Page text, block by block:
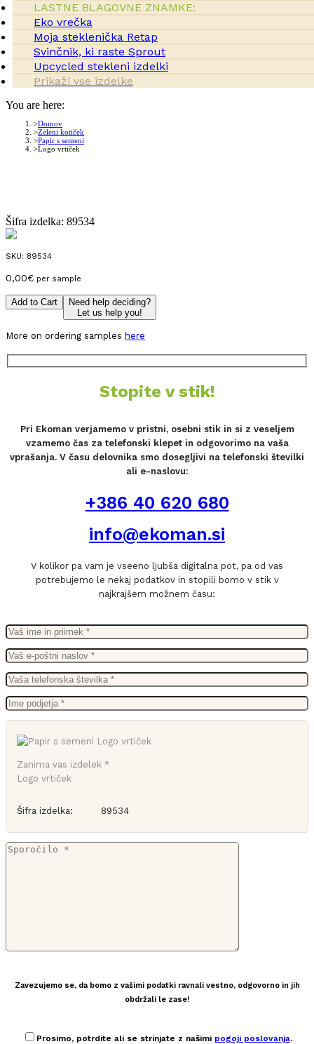
LASTNE BLAGOVNE ZNAMKE:
Eko vrečka
Moja steklenička Retap
Svinčnik, ki raste Sprout
Upcycled stekleni izdelki
Prikaži vse izdelke
You are here:
Domov
Zeleni kotiček
Papir s semeni
Logo vrtiček
Šifra izdelka: 89534
SKU: 89534
0,00€ per sample
Add to Cart
Need help deciding?
Let us help you!
More on ordering samples here
Stopite v stik!
Pri Ekoman verjamemo v pristni, osebni stik in si z veseljem
vzamemo čas za telefonski klepet in odgovorimo na vaša
vprašanja. V času delovnika smo dosegljivi na telefonski številki
ali e-naslovu:
+386 40 620 680
info@ekoman.si
V kolikor pa vam je vseeno ljubša digitalna pot, pa od vas
potrebujemo le nekaj podatkov in stopili bomo v stik v
najkrajšem možnem času:
Zanima vas izdelek *
Logo vrtiček
Šifra izdelka: 89534
Zavezujemo se, da bomo z vašimi podatki ravnali vestno, odgovorno in jih
obdržali le zase!
Prosimo, potrdite ali se strinjate z našimi pogoji poslovanja.